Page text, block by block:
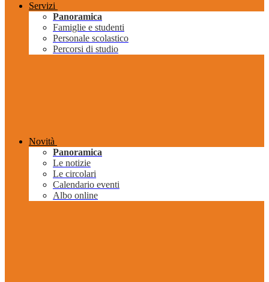
Servizi
Panoramica
Famiglie e studenti
Personale scolastico
Percorsi di studio
Novità
Panoramica
Le notizie
Le circolari
Calendario eventi
Albo online